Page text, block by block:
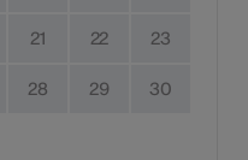
21 22 23
28 29 30